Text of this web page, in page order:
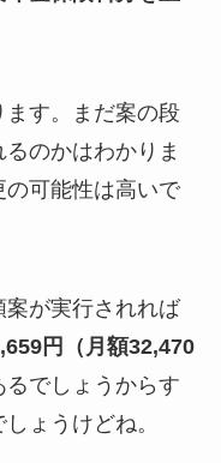
ます。まだ案の段
のかはわかりま
可能性は高いで
が実行されれば
円（月額32,470
るでしょうからす
ょうけどね。